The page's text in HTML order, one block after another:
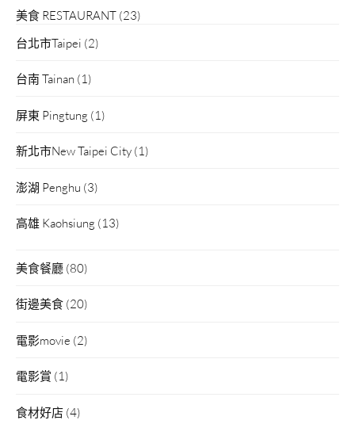
美食 RESTAURANT (23)
台北市Taipei (2)
台南 Tainan (1)
屏東 Pingtung (1)
新北市New Taipei City (1)
澎湖 Penghu (3)
高雄 Kaohsiung (13)
美食餐廳 (80)
街邊美食 (20)
電影movie (2)
電影賞 (1)
食材好店 (4)